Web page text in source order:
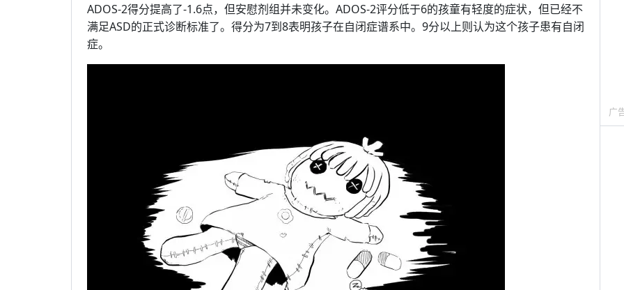
ADOS-2得分提高了-1.6点，但安慰剂组并未变化。ADOS-2评分低于6的孩童有轻度的症状，但已经不
满足ASD的正式诊断标准了。得分为7到8表明孩子在自闭症谱系中。9分以上则认为这个孩子患有自闭
症。
广